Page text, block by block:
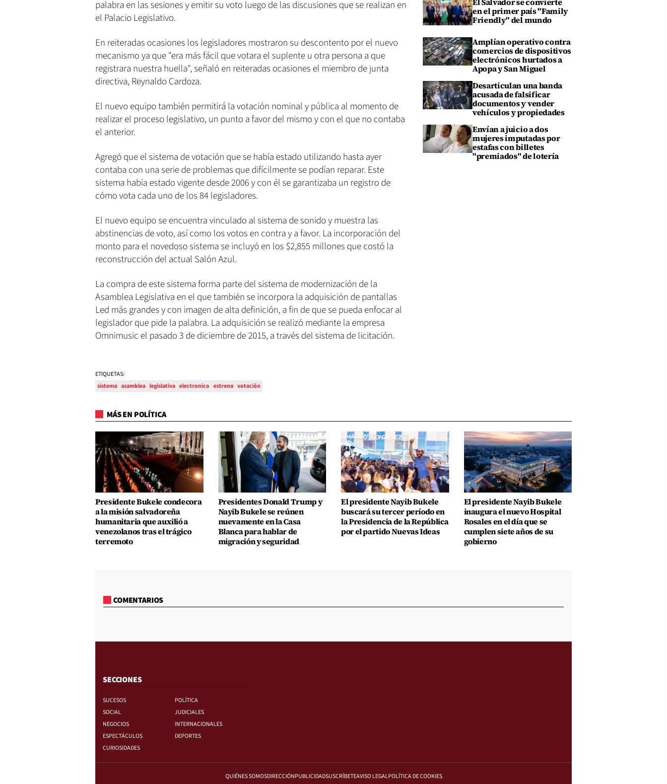
palabra en las sesiones y emitir su voto luego de las discusiones que se realizan en
el Palacio Legislativo.
En reiteradas ocasiones los legisladores mostraron su descontento por el nuevo
mecanismo ya que "era más fácil que votara el suplente u otra persona a que
registrara nuestra huella", señaló en reiteradas ocasiones el miembro de junta
directiva, Reynaldo Cardoza.
El nuevo equipo también permitirá la votación nominal y pública al momento de
realizar el proceso legislativo, un punto a favor del mismo y con el que no contaba
el anterior.
Agregó que el sistema de votación que se había estado utilizando hasta ayer
contaba con una serie de problemas que difícilmente se podían reparar. Este
sistema había estado vigente desde 2006 y con él se garantizaba un registro de
cómo vota cada uno de los 84 legisladores.
El nuevo equipo se encuentra vinculado al sistema de sonido y muestra las
abstinencias de voto, así como los votos en contra y a favor. La incorporación del
monto para el novedoso sistema se incluyó en los $2,855 millones que costó la
reconstrucción del actual Salón Azul.
La compra de este sistema forma parte del sistema de modernización de la
Asamblea Legislativa en el que también se incorpora la adquisición de pantallas
Led más grandes y con imagen de alta definición, a fin de que se pueda enfocar al
legislador que pide la palabra. La adquisición se realizó mediante la empresa
Omnimusic el pasado 3 de diciembre de 2015, a través del sistema de licitación.
ETIQUETAS:
sistema asamblea legislativa electronico estrena votación
en el primer país "Family
Friendly" del mundo
Amplían operativo contra
comercios de dispositivos
electrónicos hurtados a
Apopa y San Miguel
Desarticulan una banda
acusada de falsificar
documentos y vender
vehículos y propiedades
Envían a juicio a dos
mujeres imputadas por
estafas con billetes
"premiados" de lotería
MÁS EN POLÍTICA
Presidente Bukele condecora
a la misión salvadoreña
humanitaria que auxilió a
venezolanos tras el trágico
terremoto
Presidentes Donald Trump y
Nayib Bukele se reúnen
nuevamente en la Casa
Blanca para hablar de
migración y seguridad
El presidente Nayib Bukele
buscará su tercer período en
la Presidencia de la República
por el partido Nuevas Ideas
El presidente Nayib Bukele
inaugura el nuevo Hospital
Rosales en el día que se
cumplen siete años de su
gobierno
COMENTARIOS
SECCIONES
SUCESOS
POLÍTICA
SOCIAL
JUDICIALES
NEGOCIOS
INTERNACIONALES
ESPECTÁCULOS
DEPORTES
CURIOSIDADES
QUIÉNES SOMOSDIRECCIÓNPUBLICIDADSUSCRÍBETEAVISO LEGALPOLÍTICA DE COOKIES